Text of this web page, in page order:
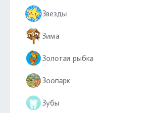
Звезды
Зима
Золотая рыбка
Зоопарк
Зубы